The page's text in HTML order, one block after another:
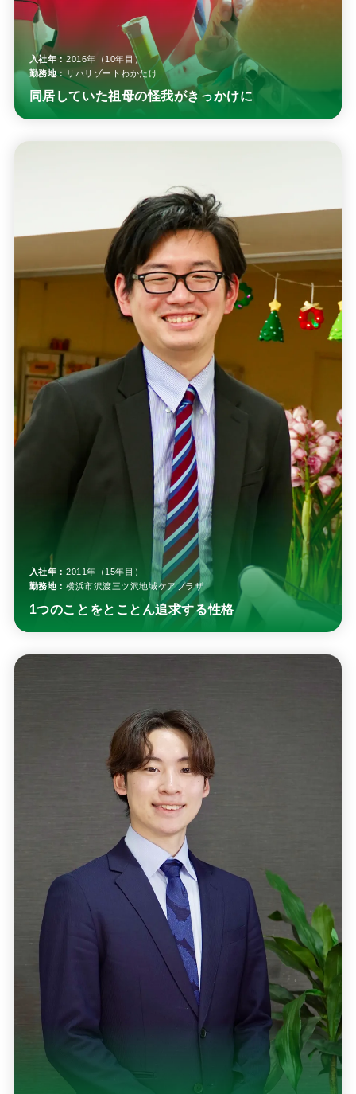
入社年： 2016年（10年目）
勤務地： リハリゾートわかたけ
同居していた祖母の怪我がきっかけに
入社年： 2011年（15年目）
勤務地： 横浜市沢渡三ツ沢地域ケアプラザ
1つのことをとことん追求する性格